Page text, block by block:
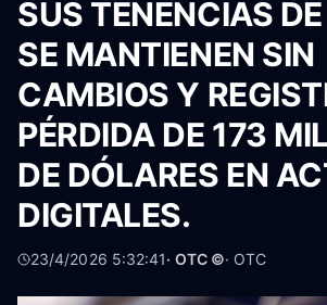
SUS TENENCIAS
SE MANTIENEN SIN
CAMBIOS Y
PÉRDIDA DE 173
DE DÓLARES EN
DIGITALES.
23/4/2026 5:32:41· OTC ©· OTC